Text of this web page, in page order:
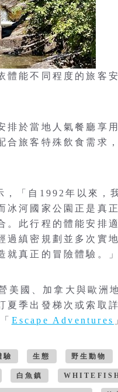
體能不同程度的旅客
於當地人氣餐廳享
合旅客特殊飲食需求
「自1992年以來，
冰河國家公園正是真
。此行程的體能安排
過縝密規劃並多次實
真正的冒險體驗。」
美國、加拿大與歐洲
夏季出發梯次或索取
Escape Adventures
驗 生態 野生動物
白魚鎮